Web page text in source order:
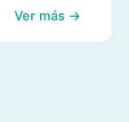
Ver más →